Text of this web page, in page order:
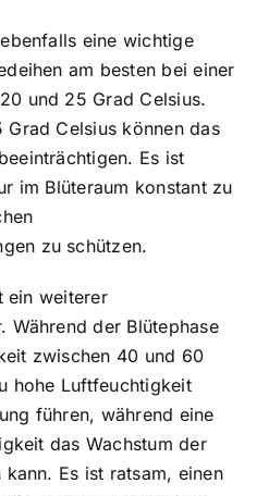
eine wichtige
am besten bei einer
und 25 Grad Celsius.
Grad Celsius können das
Es ist
im Blüteraum konstant zu
zu schützen.
ein weiterer
Während der Blütephase
zwischen 40 und 60
hohe Luftfeuchtigkeit
führen, während eine
das Wachstum der
Es ist ratsam, einen